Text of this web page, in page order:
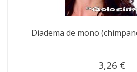
Diadema de mono
3,26 €